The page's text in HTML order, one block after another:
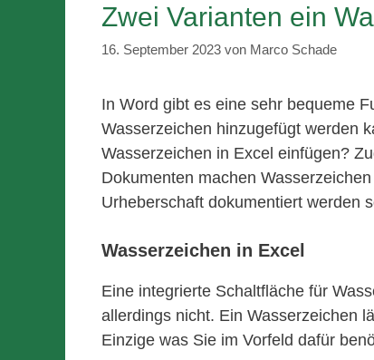
Zwei Varianten ein
16. September 2023 von Marco Schade
In Word gibt es eine sehr bequeme
Wasserzeichen hinzugefügt werden
Wasserzeichen in Excel einfügen?
Dokumenten machen
Urheberschaft dokumentiert werden
Wasserzeichen in Excel
Eine integrierte Schaltfläche für
allerdings nicht. Ein Wasserzeichen
Einzige was Sie im Vorfeld dafür